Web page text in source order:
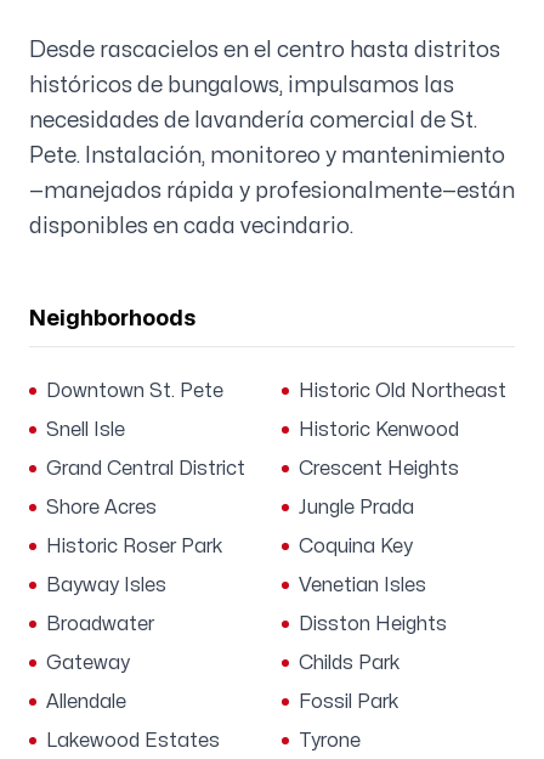
Desde rascacielos en el centro hasta distritos
históricos de bungalows, impulsamos las
necesidades de lavandería comercial de St.
Pete. Instalación, monitoreo y mantenimiento
—manejados rápida y profesionalmente—están
disponibles en cada vecindario.
Neighborhoods
Downtown St. Pete
Historic Old Northeast
Snell Isle
Historic Kenwood
Grand Central District
Crescent Heights
Shore Acres
Jungle Prada
Historic Roser Park
Coquina Key
Bayway Isles
Venetian Isles
Broadwater
Disston Heights
Gateway
Childs Park
Allendale
Fossil Park
Lakewood Estates
Tyrone